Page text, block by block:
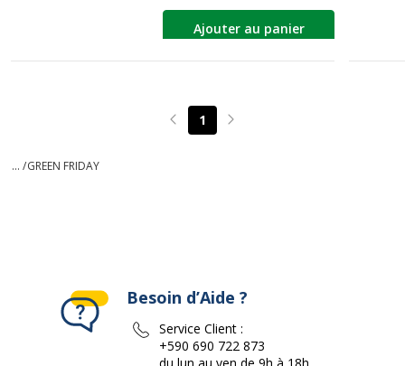
Ajouter au panier
Page précédente
1 Page suivante
... /GREEN FRIDAY
Besoin d’Aide ?
Service Client :
+590 690 722 873